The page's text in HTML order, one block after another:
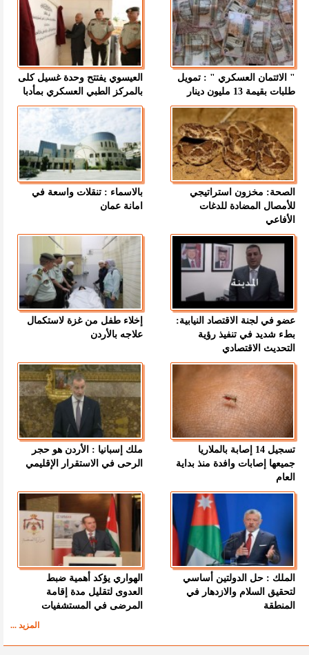
" الائتمان العسكري " : تمويل
طلبات بقيمة 13 مليون دينار
العيسوي يفتتح وحدة غسيل كلى
بالمركز الطبي العسكري بمأدبا
الصحة: مخزون استراتيجي
للأمصال المضادة للدغات
الأفاعي
بالاسماء : تنقلات واسعة في
امانة عمان
عضو في لجنة الاقتصاد النيابية:
بطء شديد في تنفيذ رؤية
التحديث الاقتصادي
إخلاء طفل من غزة لاستكمال
علاجه بالأردن
تسجيل 14 إصابة بالملاريا
جميعها إصابات وافدة منذ بداية
العام
ملك إسبانيا : الأردن هو حجر
الرحى في الاستقرار الإقليمي
الملك : حل الدولتين أساسي
لتحقيق السلام والازدهار في
المنطقة
الهواري يؤكد أهمية ضبط
العدوى لتقليل مدة إقامة
المرضى في المستشفيات
المزيد ...